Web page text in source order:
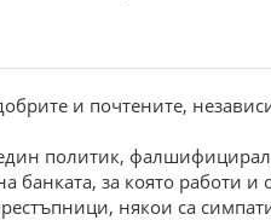
и почтените,
политик, фалшифицирал
за която работи
някои са